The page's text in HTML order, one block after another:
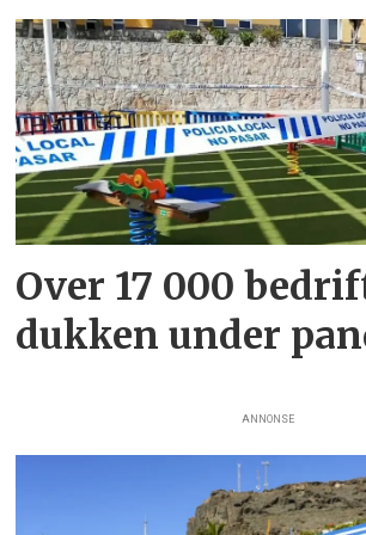
Over 17 000
dukken under
ANNONSE